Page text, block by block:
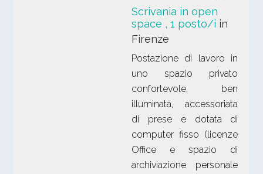
Scrivania in open
space , 1 posto/i in
Firenze
Postazione di lavoro in
uno spazio privato
confortevole, ben
illuminata, accessoriata
di prese e dotata di
computer fisso (licenze
Office e spazio di
archiviazione personale